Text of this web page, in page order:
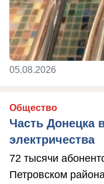
05.08.2026
Общество
Часть Донецка
электричества
72 тысячи
Петровском